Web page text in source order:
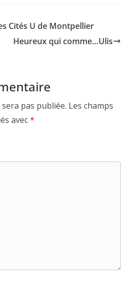
Cités U de Montpellier
Heureux qui comme…Ulis
pas publiée. Les champs
avec*